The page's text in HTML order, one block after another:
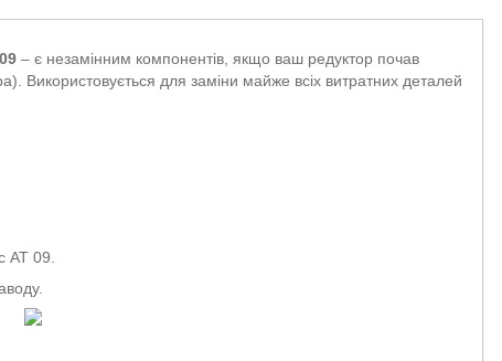
– є незамінним компонентів, якщо ваш редуктор почав
Використовується для заміни майже всіх витратних деталей
АТ 09.